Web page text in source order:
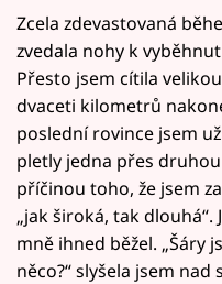
Zcela zdevastovaná
zvedala nohy k
Přesto jsem cítila
dvaceti kilometrů
poslední rovince jsem
pletly jedna přes
příčinou toho, že jsem
„jak široká, tak dlouhá“.
mně ihned běžel. „Šáry
něco?“ slyšela jsem nad